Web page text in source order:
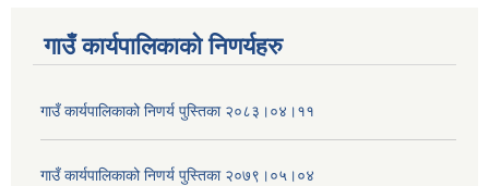
गाउँ कार्यपालिकाकाे निणर्यहरु
गाउँ कार्यपालिकाको निणर्य पुस्तिका २०८३।०४।११
गाउँ कार्यपालिकाको निणर्य पुस्तिका २०७९।०५।०४